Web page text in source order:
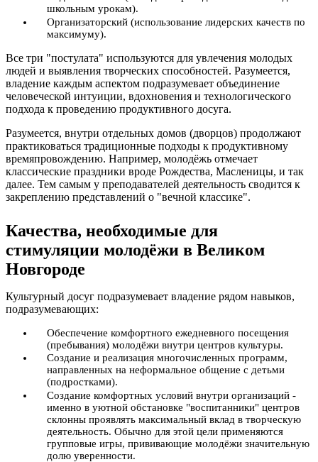
школьным урокам).
Организаторский (использование лидерских качеств по
максимуму).
Все три "постулата" используются для увлечения молодых
людей и выявления творческих способностей. Разумеется,
владение каждым аспектом подразумевает объединение
человеческой интуиции, вдохновения и технологического
подхода к проведению продуктивного досуга.
Разумеется, внутри отдельных домов (дворцов) продолжают
практиковаться традиционные подходы к продуктивному
времяпровождению. Например, молодёжь отмечает
классические праздники вроде Рождества, Масленицы, и так
далее. Тем самым у преподавателей деятельность сводится к
закреплению представлений о "вечной классике".
Качества, необходимые для
стимуляции молодёжи в Великом
Новгороде
Культурный досуг подразумевает владение рядом навыков,
подразумевающих:
Обеспечение комфортного ежедневного посещения
(пребывания) молодёжи внутри центров культуры.
Создание и реализация многочисленных программ,
направленных на неформальное общение с детьми
(подростками).
Создание комфортных условий внутри организаций -
именно в уютной обстановке "воспитанники" центров
склонны проявлять максимальный вклад в творческую
деятельность. Обычно для этой цели применяются
групповые игры, прививающие молодёжи значительную
долю уверенности.